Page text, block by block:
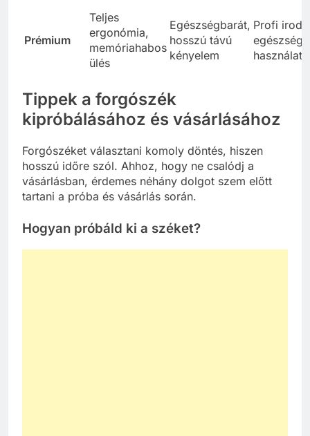
Prémium
Teljes
ergonómia,
memóriahabos
ülés
Egészségbarát,
hosszú távú
kényelem
Profi
használat
Tippek a forgószék
kipróbálásához és vásárlásához
Forgószéket választani komoly döntés, hiszen
hosszú időre szól. Ahhoz, hogy ne csalódj a
vásárlásban, érdemes néhány dolgot szem előtt
tartani a próba és vásárlás során.
Hogyan próbáld ki a széket?